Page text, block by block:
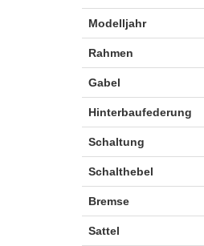
Modelljahr
Rahmen
Gabel
Hinterbaufederung
Schaltung
Schalthebel
Bremse
Sattel